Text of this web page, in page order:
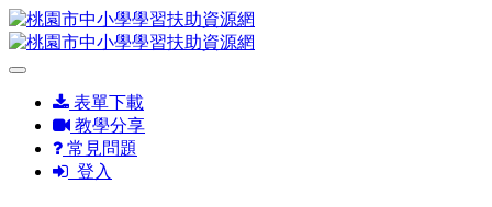
表單下載
教學分享
常見問題
登入